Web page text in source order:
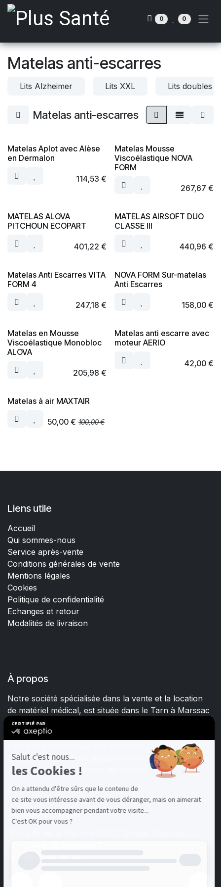
Se rendre au contenu
0 0
Matelas anti-escarres
Lits Alzheimer Lits XXL Lits doubles
Matelas anti-escarres
Matelas Aplot avec Alèse
en Dermalon
114,53 €
Matelas Mousse
Viscoélastique NOVA
FORM
267,67 €
MATELAS ALOVA
PITCHOUN ECOPART
401,22 €
MATELAS AIRSOFT DUO
CLASSE III
440,96 €
Matelas Anti Escarres VITA
FORM 4
247,18 €
NOVA FORM Sur-matelas
Anti Escarres
158,00€
Matelas en Mousse
Viscoélastique Monobloc
ALOVA
205,98 €
Matelas anti escarre avec
moteur AERIO
42,00€
Matelas à air MAXTAIR
50,00€ 100,00€
Liens utile
Accueil
Qui sommes-nous
Service après-vente
Conditions générales de vente
Mentions légales
Cookies
Politique de confidentialité
Echanges et retour
Modalités de livraison
À propos
Notre société spécialisée dans la vente et la location
de matériel médical, est située dans le Tarn à Marssac
sur Tarn.
Fort d'une expérience et d'un savoir-faire de plus de
15 ans, nous mettons quotidiennement tout en œuvre
pour satisfaire les besoins de chacun.
Contactez-nous
05 32 62 96 50